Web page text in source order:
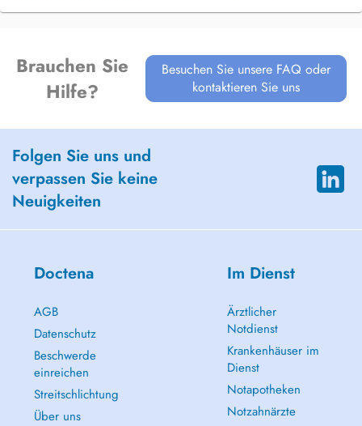
Brauchen Sie
Hilfe?
Besuchen Sie unsere FAQ oder
kontaktieren Sie uns
Folgen Sie uns und
verpassen Sie keine
Neuigkeiten
Doctena
AGB
Datenschutz
Beschwerde
einreichen
Streitschlichtung
Über uns
Im Dienst
Ärztlicher
Notdienst
Krankenhäuser im
Dienst
Notapotheken
Notzahnärzte